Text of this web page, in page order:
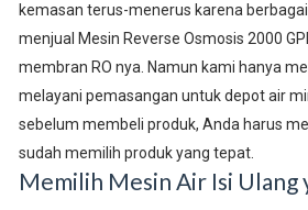
kemasan terus-menerus karena
menjual Mesin Reverse Osmosis 2000
membran RO nya. Namun kami hanya
melayani pemasangan untuk depot air
sebelum membeli produk, Anda harus
sudah memilih produk yang tepat.
Memilih Mesin Air Isi Ulang